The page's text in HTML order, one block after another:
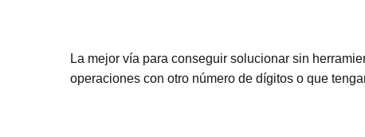
La mejor vía para conseguir solucionar sin
operaciones con otro número de dígitos o que